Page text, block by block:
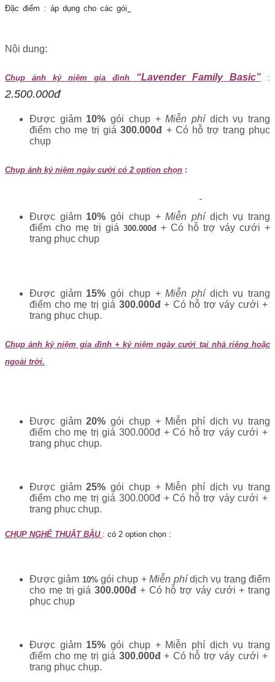
Đặc điểm : áp dụng cho các gói
Nội dung:
Chụp ảnh kỷ niệm gia đình “Lavender Family Basic” :
2.500.000đ
Được giảm 10% gói chụp +Miễn phídịch vụ trang
điểm cho mẹ trị giá300.000đ + Có hỗ trợ trang phục
chụp
Chụp ảnh kỷ niệm ngày cưới có 2 option chọn :
Được giảm10% gói chụp +Miễn phídịch vụ trang
điểm cho mẹ trị giá 300.000đ + Có hỗ trợ váy cưới +
trang phục chụp
Được giảm15% gói chụp +Miễn phídịch vụ trang
điểm cho mẹ trị giá 300.000đ+ Có hỗ trợ váy cưới +
trang phục chụp.
Chụp ảnh kỷ niệm gia đình + kỷ niệm ngày cưới tại nhà riêng hoặc
ngoài trời.
Được giảm20% gói chụp + Miễn phí dịch vụ trang
điểm cho mẹ trị giá 300.000đ + Có hỗ trợ váy cưới +
trang phục chụp.
Được giảm25% gói chụp + Miễn phí dịch vụ trang
điểm cho mẹ trị giá 300.000đ + Có hỗ trợ váy cưới +
trang phục chụp.
CHỤP NGHỆ THUẬT BẦU : có 2 option chọn :
Được giảm 10% gói chụp +Miễn phídịch vụ trang điểm
cho mẹ trị giá 300.000đ + Có hỗ trợ váy cưới + trang
phục chụp
Được giảm 15% gói chụp + Miễn phí dịch vụ trang
điểm cho mẹ trị giá 300.000đ+ Có hỗ trợ váy cưới +
trang phục chụp.